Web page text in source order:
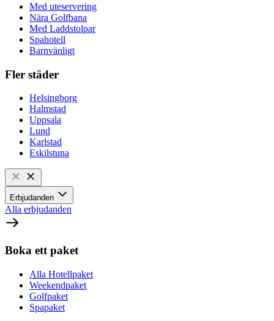
Med uteservering
Nära Golfbana
Med Laddstolpar
Spahotell
Barnvänligt
Fler städer
Helsingborg
Halmstad
Uppsala
Lund
Karlstad
Eskilstuna
Erbjudanden
Alla erbjudanden
Boka ett paket
Alla Hotellpaket
Weekendpaket
Golfpaket
Spapaket